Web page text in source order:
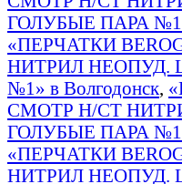
ГОЛУБЫЕ ПАРА №1»
«ПЕРЧАТКИ
НИТРИЛ НЕОПУД.
№1» в Волгодонск,
СМОТР Н/СТ
ГОЛУБЫЕ ПАРА
«ПЕРЧАТКИ
НИТРИЛ НЕОПУД.